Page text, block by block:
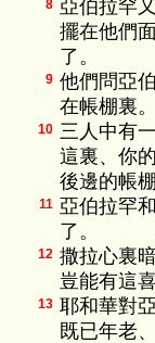
8 亞伯拉罕
擺在他們
了。
9 他們問亞
在帳棚裏。
10 三人中有
這裏、你
後邊的帳
11 亞伯拉罕
了。
12 撒拉心裏
豈能有這
13 耶和華對
既已年老